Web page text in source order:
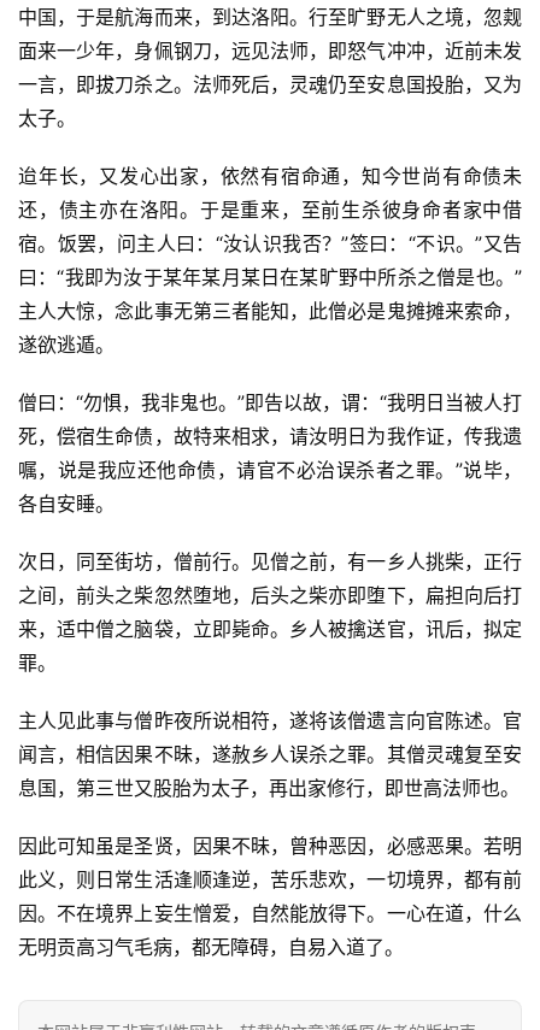
资
讯
八
点
僧
音
高
访
谈
心
菩
提
题
公
益
善
中国，于是航海而来，到达洛阳。行至旷野无人之境，忽觌
面来一少年，身佩钢刀，远见法师，即怒气冲冲，近前未发
一言，即拔刀杀之。法师死后，灵魂仍至安息国投胎，又为
太子。
迨年长，又发心出家，依然有宿命通，知今世尚有命债未
还，债主亦在洛阳。于是重来，至前生杀彼身命者家中借
宿。饭罢，问主人曰：“汝认识我否？”签曰：“不识。”又告
曰：“我即为汝于某年某月某日在某旷野中所杀之僧是也。”
主人大惊，念此事无第三者能知，此僧必是鬼摊摊来索命，
遂欲逃遁。
僧曰：“勿惧，我非鬼也。”即告以故，谓：“我明日当被人打
死，偿宿生命债，故特来相求，请汝明日为我作证，传我遗
嘱，说是我应还他命债，请官不必治误杀者之罪。”说毕，
各自安睡。
次日，同至街坊，僧前行。见僧之前，有一乡人挑柴，正行
之间，前头之柴忽然堕地，后头之柴亦即堕下，扁担向后打
来，适中僧之脑袋，立即毙命。乡人被擒送官，讯后，拟定
罪。
主人见此事与僧昨夜所说相符，遂将该僧遗言向官陈述。官
闻言，相信因果不昧，遂赦乡人误杀之罪。其僧灵魂复至安
息国，第三世又股胎为太子，再出家修行，即世高法师也。
因此可知虽是圣贤，因果不昧，曾种恶因，必感恶果。若明
此义，则日常生活逢顺逢逆，苦乐悲欢，一切境界，都有前
因。不在境界上妄生憎爱，自然能放得下。一心在道，什么
无明贡高习气毛病，都无障碍，自易入道了。